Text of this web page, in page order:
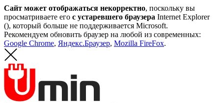
Сайт может отображаться некорректно, поскольку вы
просматриваете его с устаревшего браузера Internet Explorer
(), который больше не поддерживается Microsoft.
Рекомендуем обновить браузер на любой из современных:
Google Chrome, Яндекс.Браузер, Mozilla FireFox.